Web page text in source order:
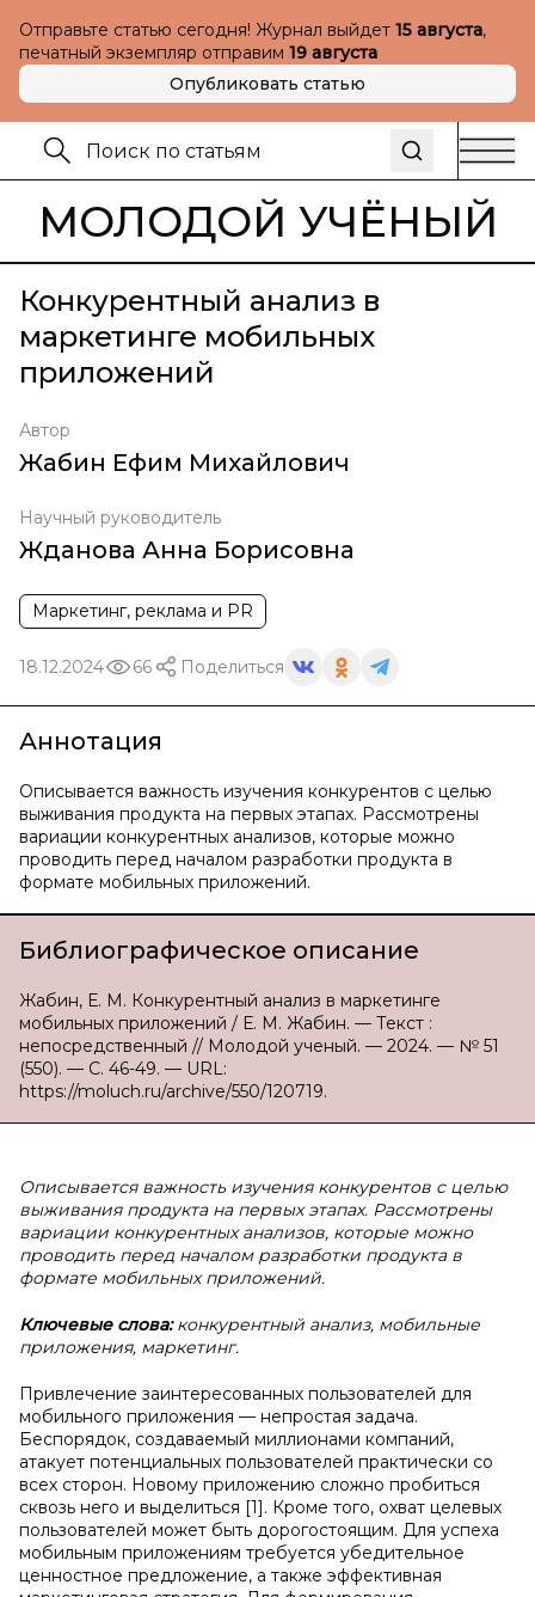
Отправьте статью сегодня! Журнал выйдет 15 августа,
печатный экземпляр отправим 19 августа
Опубликовать статью
МОЛОДОЙ УЧЁНЫЙ
Конкурентный анализ в
маркетинге мобильных
приложений
Автор
Жабин Ефим Михайлович
Научный руководитель
Жданова Анна Борисовна
Маркетинг, реклама и PR
18.12.2024 66 Поделиться
Аннотация
Описывается важность изучения конкурентов с целью
выживания продукта на первых этапах. Рассмотрены
вариации конкурентных анализов, которые можно
проводить перед началом разработки продукта в
формате мобильных приложений.
Библиографическое описание
Жабин, Е. М. Конкурентный анализ в маркетинге
мобильных приложений / Е. М. Жабин. — Текст :
непосредственный // Молодой ученый. — 2024. — № 51
(550). — С. 46-49. — URL:
https://moluch.ru/archive/550/120719.
Описывается важность изучения конкурентов с целью
выживания продукта на первых этапах. Рассмотрены
вариации конкурентных анализов, которые можно
проводить перед началом разработки продукта в
формате мобильных приложений.
Ключевые слова:конкурентный анализ, мобильные
приложения, маркетинг.
Привлечение заинтересованных пользователей для
мобильного приложения — непростая задача.
Беспорядок, создаваемый миллионами компаний,
атакует потенциальных пользователей практически со
всех сторон. Новому приложению сложно пробиться
сквозь него и выделиться [1]. Кроме того, охват целевых
пользователей может быть дорогостоящим. Для успеха
мобильным приложениям требуется убедительное
ценностное предложение, а также эффективная